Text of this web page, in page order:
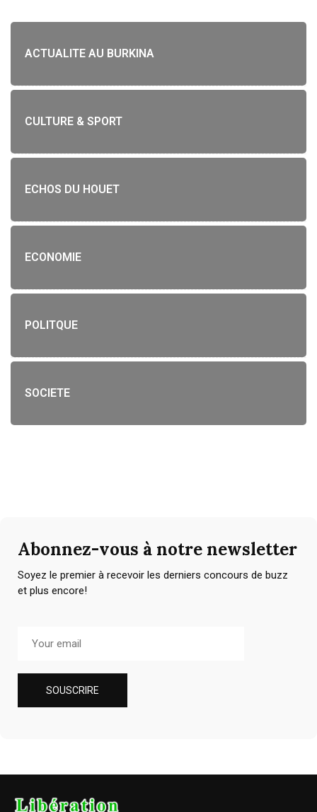
ACTUALITE AU BURKINA
CULTURE & SPORT
ECHOS DU HOUET
ECONOMIE
POLITQUE
SOCIETE
Abonnez-vous à notre newsletter
Soyez le premier à recevoir les derniers concours de buzz
et plus encore!